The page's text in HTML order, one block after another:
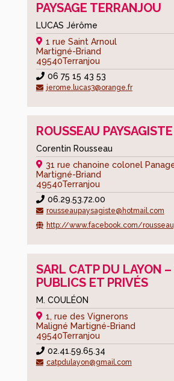
PAYSAGE TERRANJOU
LUCAS Jérôme
1 rue Saint Arnoul
Martigné-Briand
49540Terranjou
06 75 15 43 53
jerome.lucas3@orange.fr
ROUSSEAU PAYSAGISTE
Corentin Rousseau
31 rue chanoine colonel
Martigné-Briand
49540Terranjou
06.29.53.72.00
rousseaupaysagiste@hotmail.com
http://www.facebook.com/
SARL CATP DU LAYON
PUBLICS ET PRIVÉS
M. COULÉON
1, rue des Vignerons
Maligné Martigné-Briand
49540Terranjou
02.41.59.65.34
catpdulayon@gmail.com